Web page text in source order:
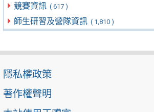
競賽資訊 ( 617 )
師生研習及營隊資訊 ( 1,810 )
隱私權政策
著作權聲明